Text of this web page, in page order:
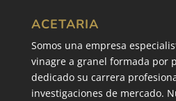
ACETARIA
Somos una empresa
vinagre a granel formada por
dedicado su carrera
investigaciones de mercado.